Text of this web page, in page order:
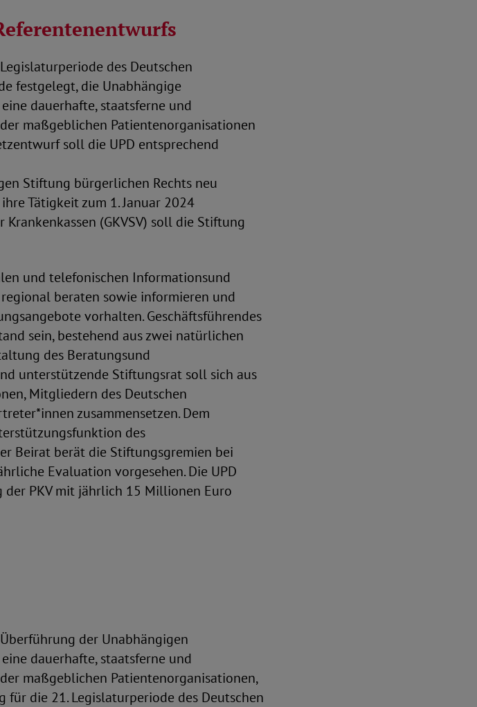
des Deutschen
festgelegt, die Unabhängige
dauerhafte, staatsferne und
maßgeblichen Patientenorganisationen
soll die UPD entsprechend
Stiftung bürgerlichen Rechts neu
Tätigkeit zum 1. Januar 2024
(GKVSV) soll die Stiftung
und telefonischen Informationsund
beraten sowie informieren und
vorhalten. Geschäftsführendes
sein, bestehend aus zwei natürlichen
des Beratungsund
unterstützende Stiftungsrat soll sich aus
Mitgliedern des Deutschen
zusammensetzen. Dem
des
Beirat berät die Stiftungsgremien bei
Evaluation vorgesehen. Die UPD
der PKV mit jährlich 15 Millionen Euro
der Unabhängigen
dauerhafte, staatsferne und
maßgeblichen Patientenorganisationen,
die 21. Legislaturperiode des Deutschen